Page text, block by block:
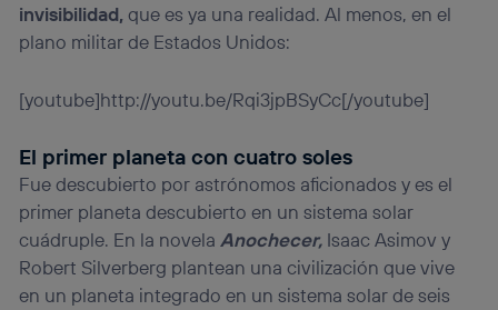
invisibilidad,que es ya una realidad. Al menos, en el
plano militar de Estados Unidos:
[youtube]http://youtu.be/Rqi3jpBSyCc[/youtube]
El primer planeta con cuatro soles
Fue descubierto por astrónomos aficionados y es el
primer planeta descubierto en un sistema solar
cuádruple. En la novelaAnochecer, Isaac Asimov y
Robert Silverberg plantean una civilización que vive
en un planeta integrado en un sistema solar de seis